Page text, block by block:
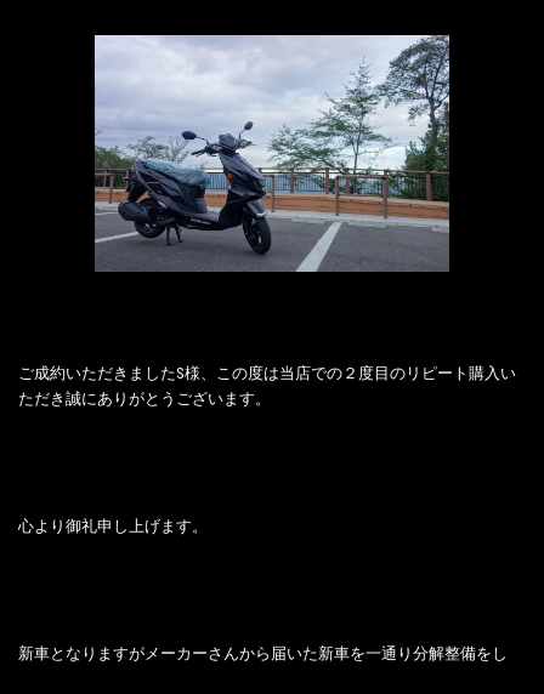
ご成約いただきましたS様、この度は当店での２度目のリピート購入い
ただき誠にありがとうございます。
心より御礼申し上げます。
新車となりますがメーカーさんから届いた新車を一通り分解整備をし